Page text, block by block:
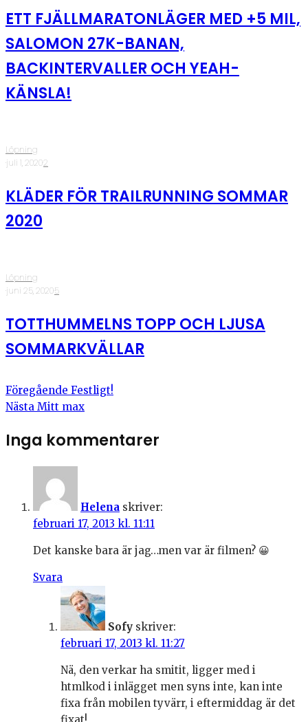
ETT FJÄLLMARATONLÄGER MED +5 MIL,
SALOMON 27K-BANAN,
BACKINTERVALLER OCH YEAH-
KÄNSLA!
Löpning
·juli 1, 2020·2
KLÄDER FÖR TRAILRUNNING SOMMAR
2020
Löpning
·juni 25, 2020·5
TOTTHUMMELNS TOPP OCH LJUSA
SOMMARKVÄLLAR
Föregående Festligt!
Nästa Mitt max
Inga kommentarer
Helena skriver:
februari 17, 2013 kl. 11:11
Det kanske bara är jag…men var är filmen? 😀
Svara
Sofy skriver:
februari 17, 2013 kl. 11:27
Nä, den verkar ha smitit, ligger med i
htmlkod i inlägget men syns inte, kan inte
fixa från mobilen tyvärr, i eftermiddag är det